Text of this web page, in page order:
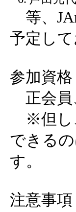
等、
予定して
参加資格
正会員
※但し
できる
す。
注意事項